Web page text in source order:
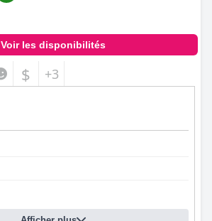
Voir les disponibilités
$ +3